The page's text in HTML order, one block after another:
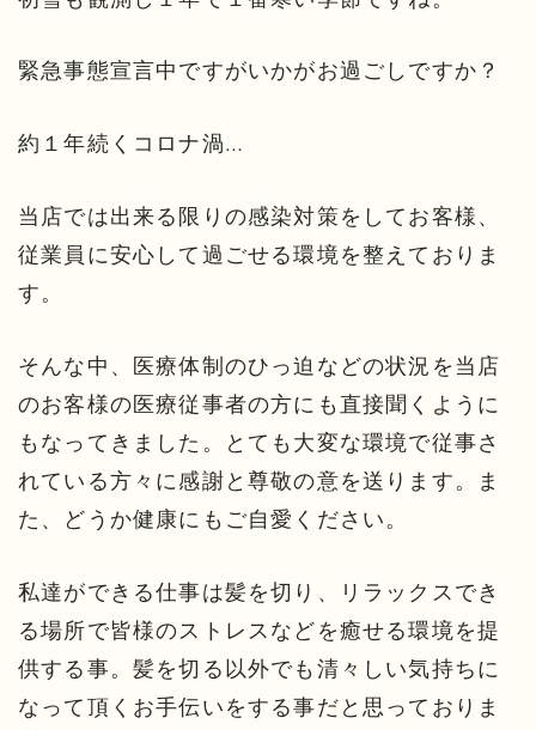
緊急事態宣言中ですがいかがお過ごしですか？
約１年続くコロナ渦…
当店では出来る限りの感染対策をしてお客様、
従業員に安心して過ごせる環境を整えておりま
す。
そんな中、医療体制のひっ迫などの状況を当店
のお客様の医療従事者の方にも直接聞くように
もなってきました。とても大変な環境で従事さ
れている方々に感謝と尊敬の意を送ります。ま
た、どうか健康にもご自愛ください。
私達ができる仕事は髪を切り、リラックスでき
る場所で皆様のストレスなどを癒せる環境を提
供する事。髪を切る以外でも清々しい気持ちに
なって頂くお手伝いをする事だと思っておりま